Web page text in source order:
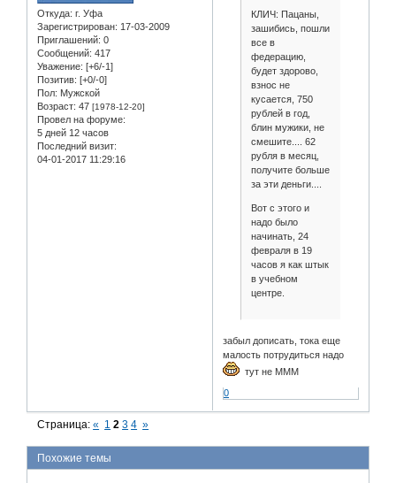
Откуда: г. Уфа
Зарегистрирован: 17-03-2009
Приглашений: 0
Сообщений: 417
Уважение: [+6/-1]
Позитив: [+0/-0]
Пол: Мужской
Возраст: 47 [1978-12-20]
Провел на форуме:
5 дней 12 часов
Последний визит:
04-01-2017 11:29:16
КЛИЧ: Пацаны,
зашибись, пошли
все в
федерацию,
будет здорово,
взнос не
кусается, 750
рублей в год,
блин мужики, не
смешите.... 62
рубля в месяц,
получите больше
за эти деньги....
Вот с этого и
надо было
начинать, 24
февраля в 19
часов я как штык
в учебном
центре.
забыл дописать, тока еще
малость потрудиться надо
тут не МММ
0
Страница:« 1 2 3 4 »
Похожие темы